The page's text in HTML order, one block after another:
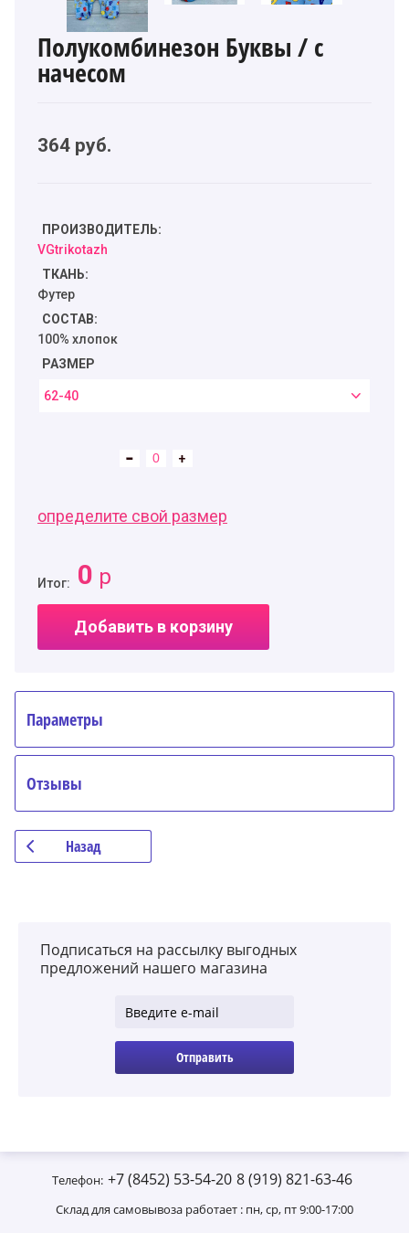
Полукомбинезон Буквы / с
начесом
364 руб.
ПРОИЗВОДИТЕЛЬ:
VGtrikotazh
ТКАНЬ:
Футер
СОСТАВ:
100% хлопок
РАЗМЕР
62-40
определите свой размер
Итог: 0 р
Добавить в корзину
Параметры
Отзывы
Назад
Подписаться на рассылку выгодных
предложений нашего магазина
Отправить
Телефон: +7 (8452) 53-54-20 8 (919) 821-63-46
Склад для самовывоза работает : пн, ср, пт 9:00-17:00